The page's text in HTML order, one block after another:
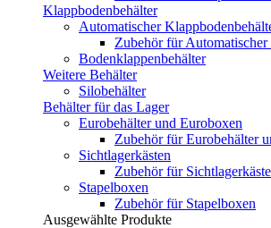
Klappbodenbehälter
Automatischer
Zubehör für
Bodenklappenbehälter
Weitere Behälter
Silobehälter
Behälter für das Lager
Eurobehälter und Euroboxen
Zubehör für Eurobehälter
Sichtlagerkästen
Zubehör für
Stapelboxen
Zubehör für Stapelboxen
Ausgewählte Produkte